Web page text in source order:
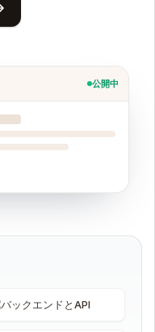
公開中
バックエンドとAPI